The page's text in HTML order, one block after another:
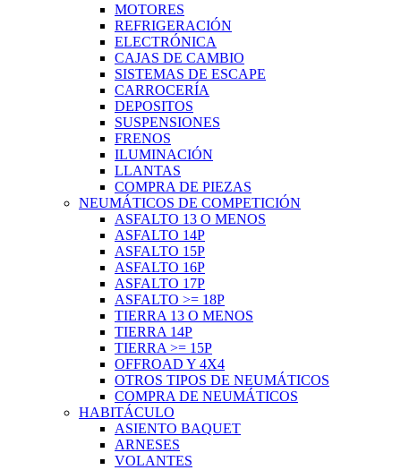
MOTORES
REFRIGERACIÓN
ELECTRÓNICA
CAJAS DE CAMBIO
SISTEMAS DE ESCAPE
CARROCERÍA
DEPOSITOS
SUSPENSIONES
FRENOS
ILUMINACIÓN
LLANTAS
COMPRA DE PIEZAS
NEUMÁTICOS DE COMPETICIÓN
ASFALTO 13 O MENOS
ASFALTO 14P
ASFALTO 15P
ASFALTO 16P
ASFALTO 17P
ASFALTO >= 18P
TIERRA 13 O MENOS
TIERRA 14P
TIERRA >= 15P
OFFROAD Y 4X4
OTROS TIPOS DE NEUMÁTICOS
COMPRA DE NEUMÁTICOS
HABITÁCULO
ASIENTO BAQUET
ARNESES
VOLANTES